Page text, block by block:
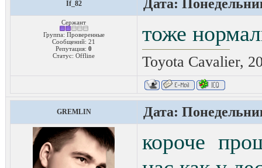
If_82 Дата:
Сержант
Группа: Проверенные
Сообщений: 21
Репутация: 0
Статус: Offline
тоже
Toyota Cavalier,
GREMLIN Дата:
короче